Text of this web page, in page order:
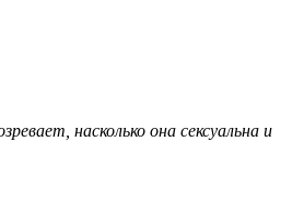
насколько она сексуальна и